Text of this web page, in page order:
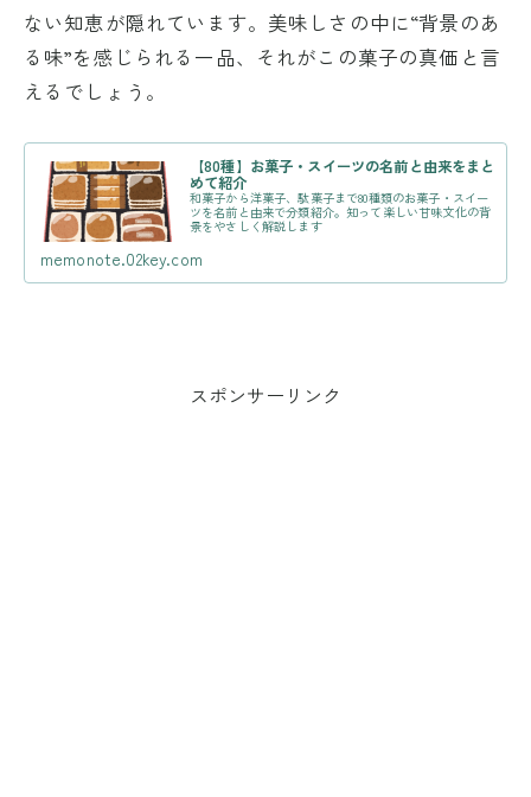
ない知恵が隠れています。美味しさの中に“背景のあ
る味”を感じられる一品、それがこの菓子の真価と言
えるでしょう。
【80種】お菓子・スイーツの名前と由来をまと
めて紹介
和菓子から洋菓子、駄菓子まで80種類のお菓子・スイー
ツを名前と由来で分類紹介。知って楽しい甘味文化の背
景をやさしく解説します
memonote.02key.com
スポンサーリンク